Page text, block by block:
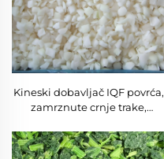
Kineski dobavljač IQF povrća,
zamrznute crnje trake,